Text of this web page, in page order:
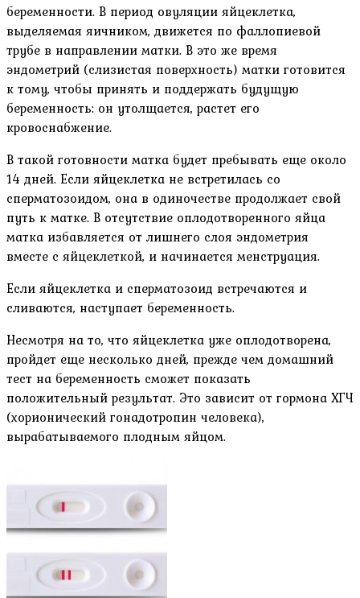
беременности. В период овуляции яйцеклетка,
выделяемая яичником, движется по фаллопиевой
трубе в направлении матки. В это же время
эндометрий (слизистая поверхность) матки готовится
к тому, чтобы принять и поддержать будущую
беременность: он утолщается, растет его
кровоснабжение.
В такой готовности матка будет пребывать еще около
14 дней. Если яйцеклетка не встретилась со
сперматозоидом, она в одиночестве продолжает свой
путь к матке. В отсутствие оплодотворенного яйца
матка избавляется от лишнего слоя эндометрия
вместе с яйцеклеткой, и начинается менструация.
Если яйцеклетка и сперматозоид встречаются и
сливаются, наступает беременность.
Несмотря на то, что яйцеклетка уже оплодотворена,
пройдет еще несколько дней, прежде чем домашний
тест на беременность сможет показать
положительный результат. Это зависит от гормона ХГЧ
(хорионический гонадотропин человека),
вырабатываемого плодным яйцом.